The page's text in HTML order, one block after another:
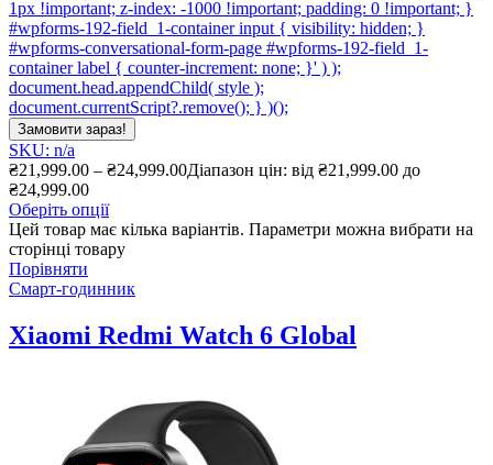
1px !important; z-index: -1000 !important; padding: 0 !important; }
#wpforms-192-field_1-container input { visibility: hidden; }
#wpforms-conversational-form-page #wpforms-192-field_1-
container label { counter-increment: none; }' ) );
document.head.appendChild( style );
document.currentScript?.remove(); } )();
Замовити зараз!
SKU: n/a
₴21,999.00 – ₴24,999.00Діапазон цін: від ₴21,999.00 до
₴24,999.00
Оберіть опції
Цей товар має кілька варіантів. Параметри можна вибрати на
сторінці товару
Порівняти
Смарт-годинник
Xiaomi Redmi Watch 6 Global